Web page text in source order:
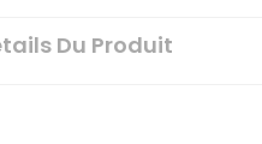
Du Produit